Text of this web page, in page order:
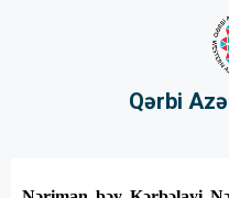
Qərbi